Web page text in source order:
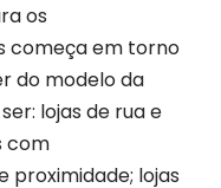
os
começa em torno
do modelo da
lojas de rua e
com
lojas